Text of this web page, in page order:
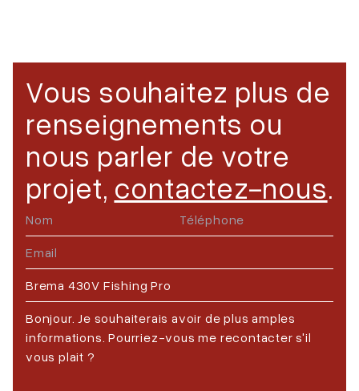
Vous souhaitez plus de
renseignements ou
nous parler de votre
projet, contactez-nous.